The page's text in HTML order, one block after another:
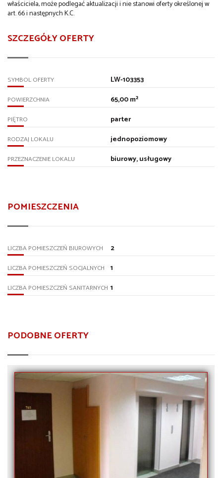
właściciela, może podlegać aktualizacji i nie stanowi oferty określonej w
art. 66 i następnych K.C.
SZCZEGÓŁY OFERTY
SYMBOL OFERTY LW-103353
POWIERZCHNIA 65,00 m²
PIĘTRO parter
RODZAJ LOKALU jednopoziomowy
PRZEZNACZENIE LOKALU biurowy, usługowy
POMIESZCZENIA
LICZBA POMIESZCZEŃ BIUROWYCH 2
LICZBA POMIESZCZEŃ SOCJALNYCH 1
LICZBA POMIESZCZEŃ SANITARNYCH 1
PODOBNE OFERTY